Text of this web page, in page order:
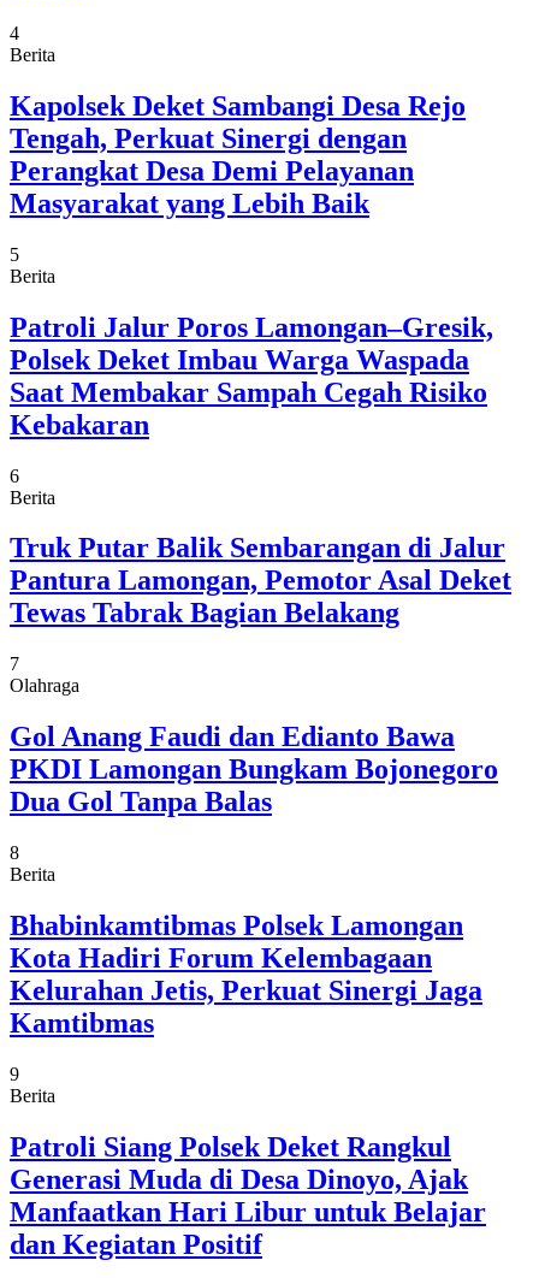
4
Berita
Kapolsek Deket Sambangi Desa Rejo
Tengah, Perkuat Sinergi dengan
Perangkat Desa Demi Pelayanan
Masyarakat yang Lebih Baik
5
Berita
Patroli Jalur Poros Lamongan–Gresik,
Polsek Deket Imbau Warga Waspada
Saat Membakar Sampah Cegah Risiko
Kebakaran
6
Berita
Truk Putar Balik Sembarangan di Jalur
Pantura Lamongan, Pemotor Asal Deket
Tewas Tabrak Bagian Belakang
7
Olahraga
Gol Anang Faudi dan Edianto Bawa
PKDI Lamongan Bungkam Bojonegoro
Dua Gol Tanpa Balas
8
Berita
Bhabinkamtibmas Polsek Lamongan
Kota Hadiri Forum Kelembagaan
Kelurahan Jetis, Perkuat Sinergi Jaga
Kamtibmas
9
Berita
Patroli Siang Polsek Deket Rangkul
Generasi Muda di Desa Dinoyo, Ajak
Manfaatkan Hari Libur untuk Belajar
dan Kegiatan Positif